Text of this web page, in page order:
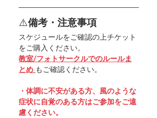
⚠️備考・注意事項
スケジュールをご確認の上チケット
をご購入ください​。
教室/フォトサークルでのルールま
とめ もご確認ください。
・体調に不安がある方、風のような
症状に自覚のある方はご参加をご遠
慮ください。